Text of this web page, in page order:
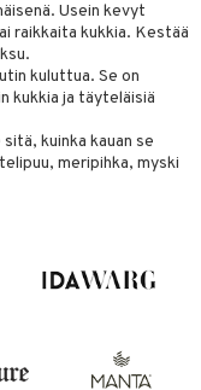
Usein kevyt
raikkaita kukkia. Kestää
kuluttua. Se on
kukkia ja täyteläisiä
kuinka kauan se
meripihka, myski